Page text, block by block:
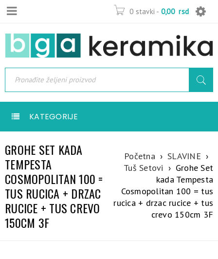
0 stavki - 0,00 rsd
KATEGORIJE
GROHE SET KADA
TEMPESTA
COSMOPOLITAN 100 =
TUS RUCICA + DRZAC
RUCICE + TUS CREVO
150CM 3F
Početna › SLAVINE ›
Tuš Setovi › Grohe Set
kada Tempesta
Cosmopolitan 100 = tus
rucica + drzac rucice + tus
crevo 150cm 3F